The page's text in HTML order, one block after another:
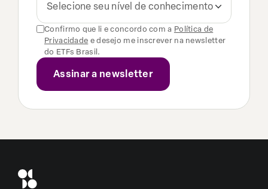
Selecione seu nível de conhecimento
Confirmo que li e concordo com a Política de
Privacidade e desejo me inscrever na newsletter
do ETFs Brasil.